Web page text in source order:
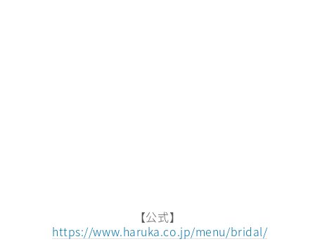
【公式】
https://www.haruka.co.jp/menu/bridal/